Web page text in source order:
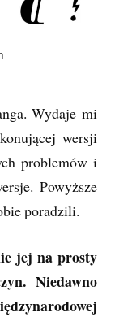
Wydaje mi
wersji
problemów i
Powyższe
poradzili.
jej na prosty
Niedawno